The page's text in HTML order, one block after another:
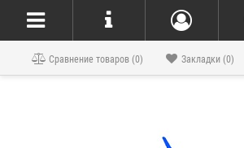
Блог
Закладки (0)
Сравнение товаров (0)